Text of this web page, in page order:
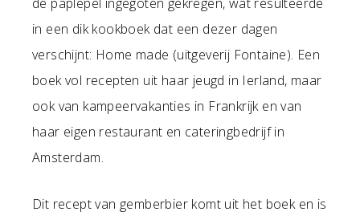
in een dik kookboek dat een dezer dagen
verschijnt: Home made (uitgeverij Fontaine). Een
boek vol recepten uit haar jeugd in Ierland, maar
ook van kampeervakanties in Frankrijk en van
haar eigen restaurant en cateringbedrijf in
Amsterdam.
Dit recept van gemberbier komt uit het boek en is